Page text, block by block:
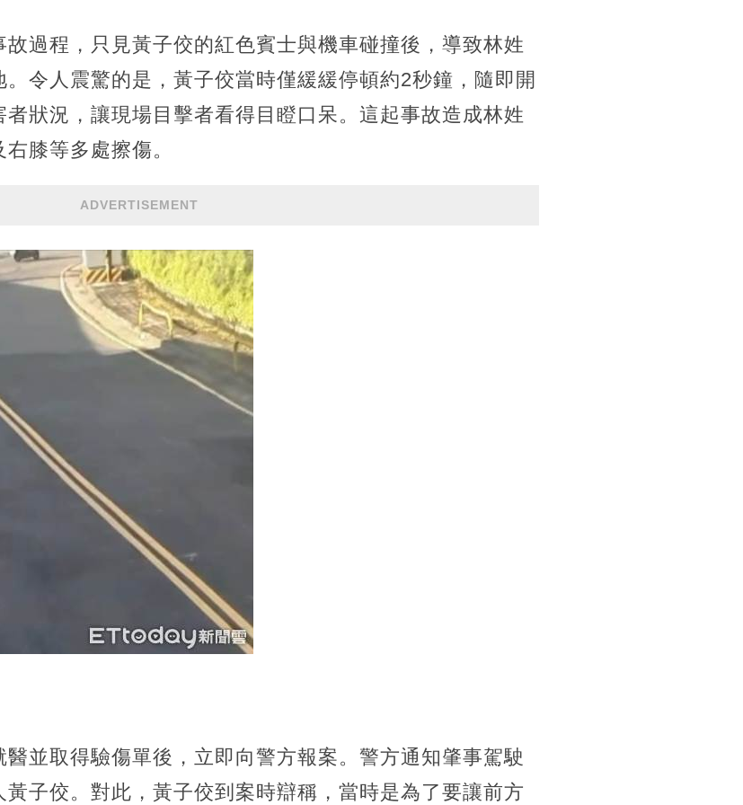
過程，只見黃子佼的紅色賓士與機車碰撞後，導致林姓
令人震驚的是，黃子佼當時僅緩緩停頓約2秒鐘，隨即開
狀況，讓現場目擊者看得目瞪口呆。這起事故造成林姓
膝等多處擦傷。
ADVERTISEMENT
並取得驗傷單後，立即向警方報案。警方通知肇事駕駛
子佼。對此，黃子佼到案時辯稱，當時是為了要讓前方